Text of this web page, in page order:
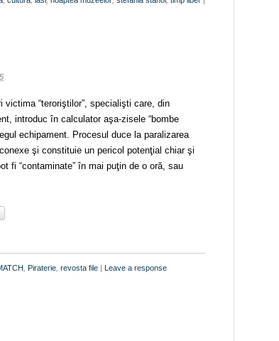
victima “teroriştilor”, specialişti care, din
introduc în calculator aşa-zisele “bombe
echipament. Procesul duce la paralizarea
şi constituie un pericol potenţial chiar şi
fi “contaminate” în mai puţin de o oră, sau
Piraterie revosta file | Leave a response